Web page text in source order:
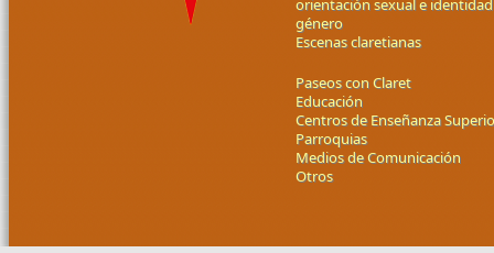
orientación sexual e
género
Escenas claretianas
Paseos con Claret
Educación
Centros de Enseñanza
Parroquias
Medios de Comunicación
Otros